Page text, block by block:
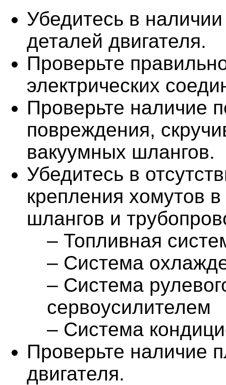
Убедитесь в
деталей двигателя.
Проверьте
электрических
Проверьте наличие
повреждения,
вакуумных шлангов.
Убедитесь в
крепления хомутов
шлангов и
– Топливная
– Система
– Система
сервоусилителем
– Система
Проверьте наличие
двигателя.